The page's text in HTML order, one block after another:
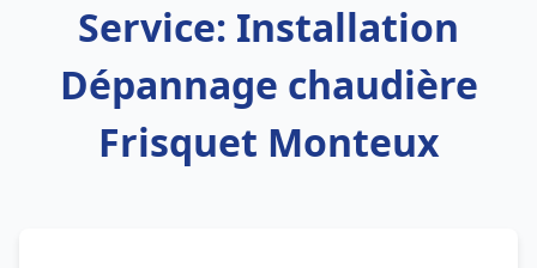
Service: Installation
Dépannage chaudière
Frisquet Monteux